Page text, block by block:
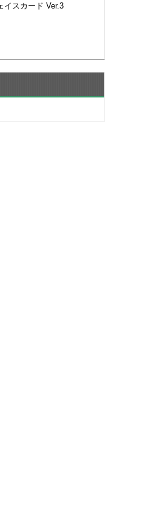
イスカード Ver.3